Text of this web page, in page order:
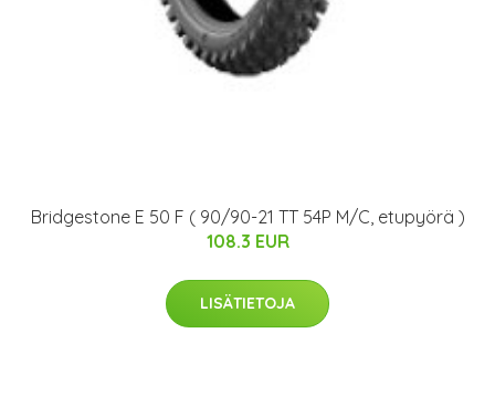
Bridgestone E 50 F ( 90/90-21 TT 54P M/C, etupyörä )
108.3 EUR
LISÄTIETOJA